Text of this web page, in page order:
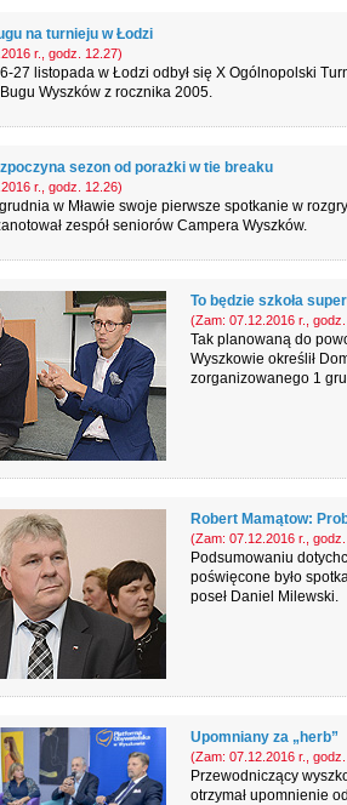
na turnieju w Łodzi
r., godz. 12.27)
27 listopada w Łodzi odbył się X Ogólnopolski
Bugu Wyszków z rocznika 2005.
sezon od porażki w tie breaku
r., godz. 12.26)
w Mławie swoje pierwsze spotkanie w
zespół seniorów Campera Wyszków.
To będzie szkoła
(Zam: 07.12.2016 r.,
Tak planowaną do
Wyszkowie określił
zorganizowanego 1
Robert Mamątow:
(Zam: 07.12.2016 r.,
Podsumowaniu
poświęcone było
poseł Daniel Milewski.
Upomniany za „herb”
(Zam: 07.12.2016 r., godz.
Przewodniczący
otrzymał upomnienie